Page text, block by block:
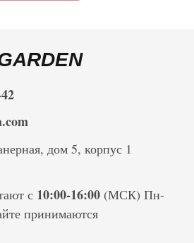
дом 5, корпус 1
с 10:00-16:00(МСК) Пн-
принимаются